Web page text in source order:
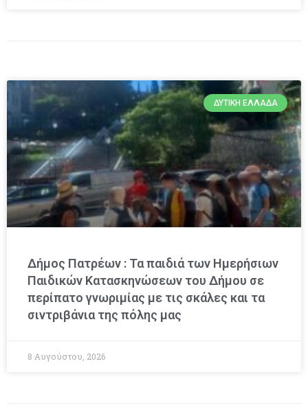
ΔΥΤΙΚΉ ΕΛΛΆΔΑ
Δήμος Πατρέων : Τα παιδιά των Ημερήσιων
Παιδικών Κατασκηνώσεων του Δήμου σε
περίπατο γνωριμίας με τις σκάλες και τα
σιντριβάνια της πόλης μας
8 Αυγούστου, 2026